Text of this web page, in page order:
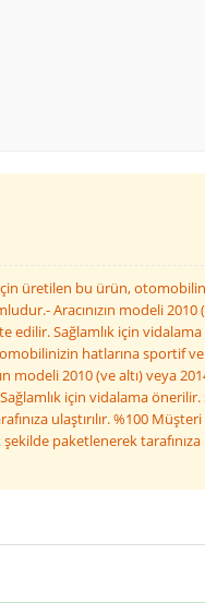
için üretilen bu ürün,
Aracınızın modeli 2010
Sağlamlık için vidalama
hatlarına sportif
modeli 2010 (ve altı) veya
için vidalama önerilir.
ulaştırılır. %100
paketlenerek tarafınıza